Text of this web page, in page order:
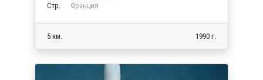
Стр.
Франция
5 км. 1990 г.